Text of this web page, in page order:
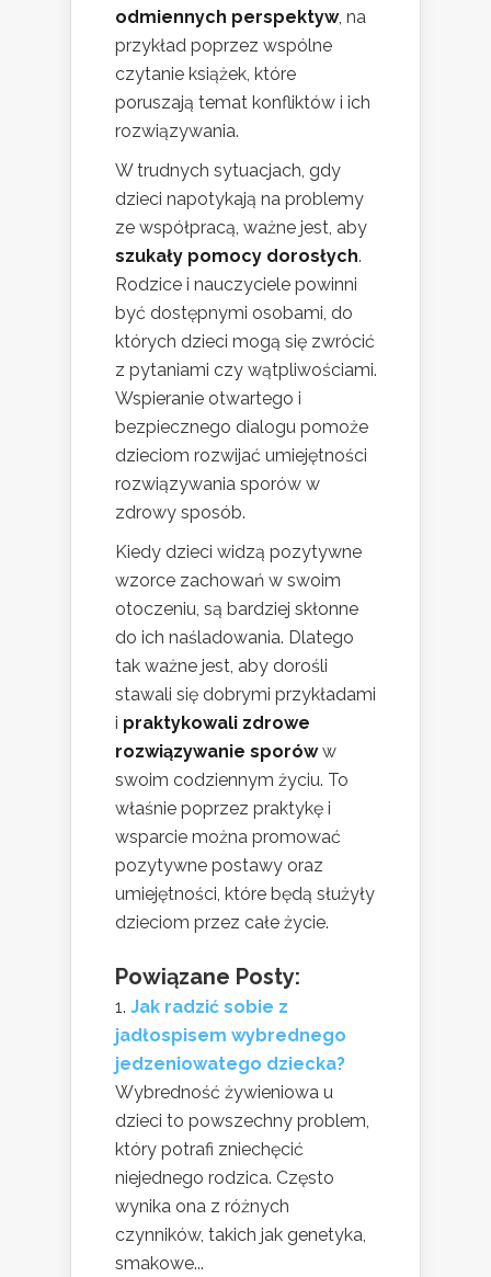
odmiennych perspektyw, na
przykład poprzez wspólne
czytanie książek, które
poruszają temat konfliktów i ich
rozwiązywania.
W trudnych sytuacjach, gdy
dzieci napotykają na problemy
ze współpracą, ważne jest, aby
szukały pomocy dorosłych.
Rodzice i nauczyciele powinni
być dostępnymi osobami, do
których dzieci mogą się zwrócić
z pytaniami czy wątpliwościami.
Wspieranie otwartego i
bezpiecznego dialogu pomoże
dzieciom rozwijać umiejętności
rozwiązywania sporów w
zdrowy sposób.
Kiedy dzieci widzą pozytywne
wzorce zachowań w swoim
otoczeniu, są bardziej skłonne
do ich naśladowania. Dlatego
tak ważne jest, aby dorośli
stawali się dobrymi przykładami
i praktykowali zdrowe
rozwiązywanie sporóww
swoim codziennym życiu. To
właśnie poprzez praktykę i
wsparcie można promować
pozytywne postawy oraz
umiejętności, które będą służyły
dzieciom przez całe życie.
Powiązane Posty:
Jak radzić sobie z
jadłospisem wybrednego
jedzeniowatego dziecka?
Wybredność żywieniowa u
dzieci to powszechny problem,
który potrafi zniechęcić
niejednego rodzica. Często
wynika ona z różnych
czynników, takich jak genetyka,
smakowe...